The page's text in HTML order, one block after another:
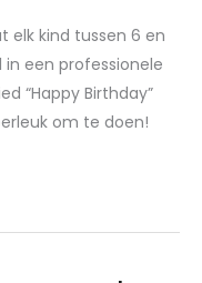
elk kind tussen 6 en
een professionele
“Happy Birthday”
om te doen!